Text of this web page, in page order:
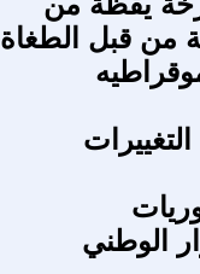
من قبل الطغاة
الوطني